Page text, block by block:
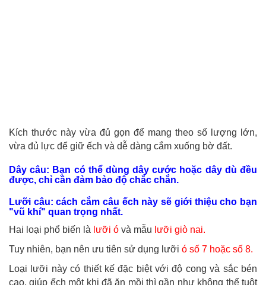
Kích thước này vừa đủ gọn để mang theo số lượng lớn,
vừa đủ lực để giữ ếch và dễ dàng cắm xuống bờ đất.
Dây câu: Bạn có thể dùng dây cước hoặc dây dù đều
được, chỉ cần đảm bảo độ chắc chắn.
Lưỡi câu: cách cắm câu ếch này sẽ giới thiệu cho bạn
"vũ khí" quan trọng nhất.
Hai loại phổ biến là lưỡi ó và mẫu lưỡi giò nai.
Tuy nhiên, bạn nên ưu tiên sử dụng lưỡi ó số 7 hoặc số 8.
Loại lưỡi này có thiết kế đặc biệt với độ cong và sắc bén
cao, giúp ếch một khi đã ăn mồi thì gần như không thể tuột